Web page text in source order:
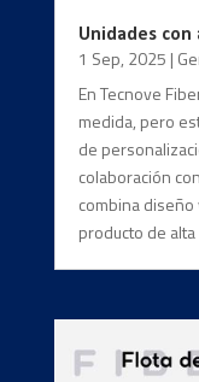
Unidades con
1 Sep, 2025 |
En Tecnove
medida, pero
de
colaboración
combina
producto de alta